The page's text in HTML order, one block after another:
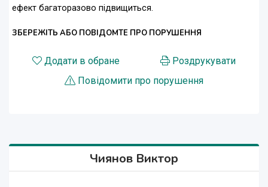
ефект багаторазово підвищиться.
ЗБЕРЕЖІТЬ АБО ПОВІДОМТЕ ПРО ПОРУШЕННЯ
Додати в обране
Роздрукувати
Повідомити про порушення
Чиянов Виктор